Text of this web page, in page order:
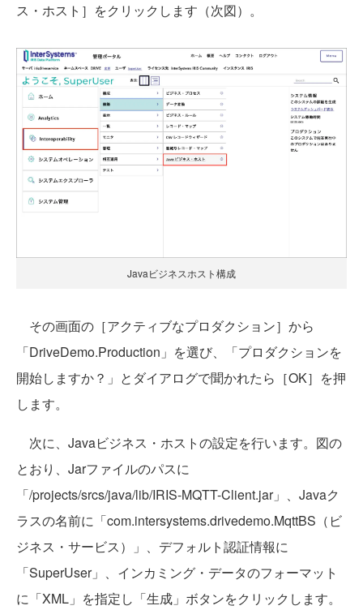
ス・ホスト］をクリックします（次図）。
Javaビジネスホスト構成
その画面の［アクティブなプロダクション］から
「DriveDemo.Production」を選び、「プロダクションを
開始しますか？」とダイアログで聞かれたら［OK］を押
します。
次に、Javaビジネス・ホストの設定を行います。図の
とおり、Jarファイルのパスに
「/projects/srcs/java/lib/IRIS-MQTT-Client.jar」、Javaク
ラスの名前に「com.intersystems.drivedemo.MqttBS（ビ
ジネス・サービス）」、デフォルト認証情報に
「SuperUser」、インカミング・データのフォーマット
に「XML」を指定し「生成」ボタンをクリックします。